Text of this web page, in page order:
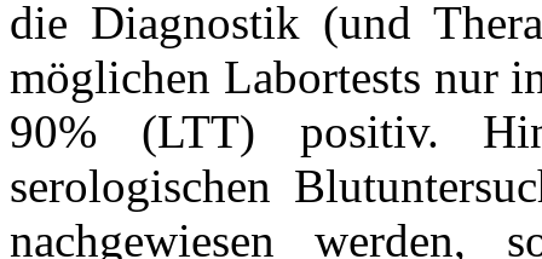
die Diagnostik (und
möglichen Labortests nur
90% (LTT) positiv.
serologischen
nachgewiesen werden,